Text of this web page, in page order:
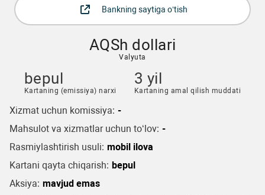
Bankning saytiga o‘tish
AQSh dollari
Valyuta
bepul
Kartaning (emissiya) narxi
3 yil
Kartaning amal qilish muddati
Xizmat uchun komissiya: -
Mahsulot va xizmatlar uchun to‘lov: -
Rasmiylashtirish usuli: mobil ilova
Kartani qayta chiqarish: bepul
Aksiya: mavjud emas